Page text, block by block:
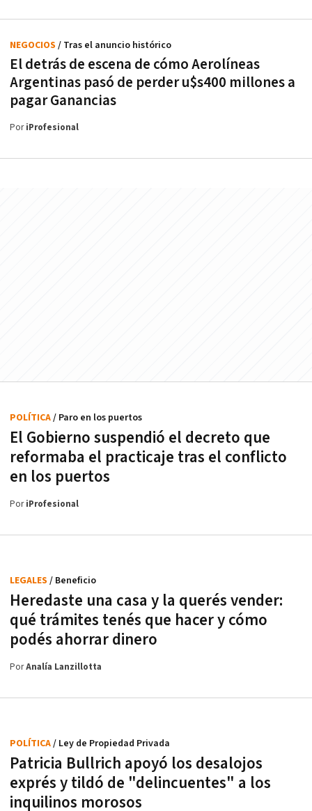
El detrás de escena de cómo Aerolíneas
Argentinas pasó de perder u$s400 millones a
pagar Ganancias
NEGOCIOS / Tras el anuncio histórico
PoriProfesional
El Gobierno suspendió el decreto que
reformaba el practicaje tras el conflicto
en los puertos
POLÍTICA/ Paro en los puertos
PoriProfesional
Heredaste una casa y la querés vender:
qué trámites tenés que hacer y cómo
podés ahorrar dinero
LEGALES / Beneficio
PorAnalía Lanzillotta
Patricia Bullrich apoyó los desalojos
exprés y tildó de "delincuentes" a los
inquilinos morosos
POLÍTICA/ Ley de Propiedad Privada